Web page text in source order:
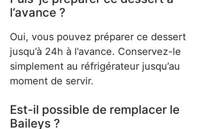
l’avance ?
Oui, vous pouvez préparer ce dessert
jusqu’à 24h à l’avance. Conservez-le
simplement au réfrigérateur jusqu’au
moment de servir.
Est-il possible de remplacer le
Baileys ?